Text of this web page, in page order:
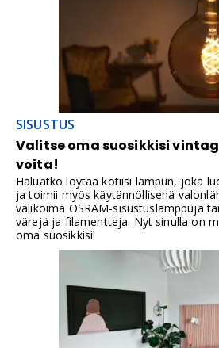
SISUSTUS
Valitse oma suosikkisi
voita!
Haluatko löytää kotiisi lampun, joka
ja toimii myös käytännöllisenä
valikoima OSRAM-sisustuslamppuja
värejä ja filamentteja. Nyt sinulla on
oma suosikkisi!